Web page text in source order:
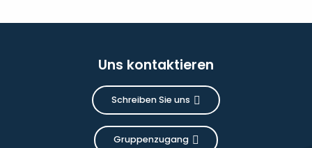
Uns kontaktieren
Schreiben Sie uns
Gruppenzugang